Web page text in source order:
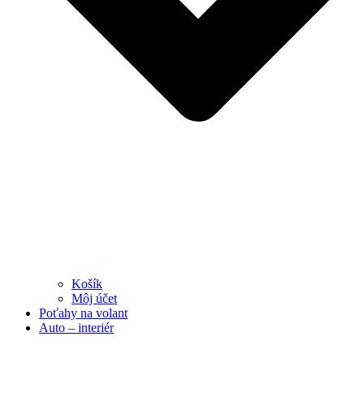
Košík
Môj účet
Poťahy na volant
Auto – interiér